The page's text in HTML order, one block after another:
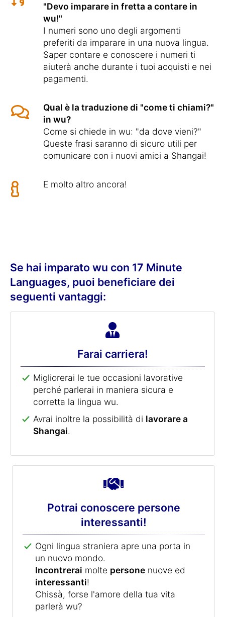
"Devo imparare in fretta a contare in
wu!"
I numeri sono uno degli argomenti
preferiti da imparare in una nuova lingua.
Saper contare e conoscere i numeri ti
aiuterà anche durante i tuoi acquisti e nei
pagamenti.
Qual è la traduzione di "come ti chiami?"
in wu?
Come si chiede in wu: "da dove vieni?"
Queste frasi saranno di sicuro utili per
comunicare con i nuovi amici a Shangai!
E molto altro ancora!
Se hai imparato wu con 17 Minute
Languages, puoi beneficiare dei
seguenti vantaggi:
Farai carriera!
Migliorerai le tue occasioni lavorative
perché parlerai in maniera sicura e
corretta la lingua wu.
Avrai inoltre la possibilità di lavorare a
Shangai.
Potrai conoscere persone
interessanti!
Ogni lingua straniera apre una porta in
un nuovo mondo.
Incontrerai molte persone nuove ed
interessanti!
Chissà, forse l'amore della tua vita
parlerà wu?